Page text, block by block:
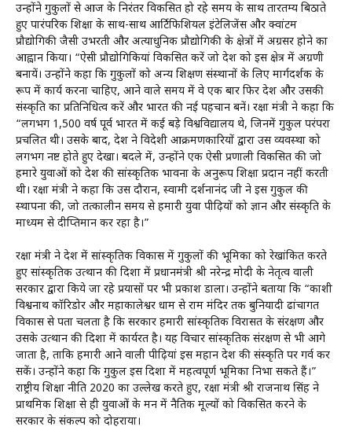
उन्होंने गुरुकुलों से आज के निरंतर विकसित हो रहे समय के साथ तारतम्य बिठाते
हुए पारंपरिक शिक्षा के साथ-साथ आर्टिफिशियल इंटेलिजेंस और क्वांटम
प्रौद्योगिकी जैसी उभरती और अत्याधुनिक प्रौद्योगिकी के क्षेत्रों में अग्रसर होने का
आह्वान किया। “ऐसी प्रौद्योगिकियां विकसित करें जो देश को इस क्षेत्र में अग्रणी
बनायें। उन्होंने कहा कि गुरुकुलों को अन्य शिक्षण संस्थानों के लिए मार्गदर्शक के
रूप में कार्य करना चाहिए, आने वाले समय में वे एक बार फिर देश और उसकी
संस्कृति का प्रतिनिधित्व करें और भारत की नई पहचान बनें। रक्षा मंत्री ने कहा कि
“लगभग 1,500 वर्ष पूर्व भारत में कई बड़े विश्वविद्यालय थे, जिनमें गुरुकुल परंपरा
प्रचलित थी। उसके बाद, देश ने विदेशी आक्रमणकारियों द्वारा उस व्यवस्था को
लगभग नष्ट होते हुए देखा। बदले में, उन्होंने एक ऐसी प्रणाली विकसित की जो
हमारे युवाओं को देश की सांस्कृतिक भावना के अनुरूप शिक्षा प्रदान नहीं करती
थी। रक्षा मंत्री ने कहा कि उस दौरान, स्वामी दर्शनानंद जी ने इस गुरुकुल की
स्थापना की, जो तत्कालीन समय से हमारी युवा पीढ़ियों को ज्ञान और संस्कृति के
माध्यम से दीप्तिमान कर रहा है।”
रक्षा मंत्री ने देश में सांस्कृतिक विकास में गुरुकुलों की भूमिका को रेखांकित करते
हुए सांस्कृतिक उत्थान की दिशा में प्रधानमंत्री श्री नरेन्द्र मोदी के नेतृत्व वाली
सरकार द्वारा किये जा रहे प्रयासों पर भी प्रकाश डाला। उन्होंने बताया कि “काशी
विश्वनाथ कॉरिडोर और महाकालेश्वर धाम से राम मंदिर तक बुनियादी ढांचागत
विकास से पता चलता है कि सरकार हमारी सांस्कृतिक विरासत के संरक्षण और
उसके उत्थान की दिशा में कार्यरत है। यह विचार सांस्कृतिक संरक्षण से भी आगे
जाता है, ताकि हमारी आने वाली पीढ़ियां इस महान देश की संस्कृति पर गर्व कर
सकें। उन्होंने कहा कि गुरुकुल इस दिशा में महत्वपूर्ण भूमिका निभा सकते हैं।”
राष्ट्रीय शिक्षा नीति 2020 का उल्लेख करते हुए, रक्षा मंत्री श्री राजनाथ सिंह ने
प्राथमिक शिक्षा से ही युवाओं के मन में नैतिक मूल्यों को विकसित करने के
सरकार के संकल्प को दोहराया।